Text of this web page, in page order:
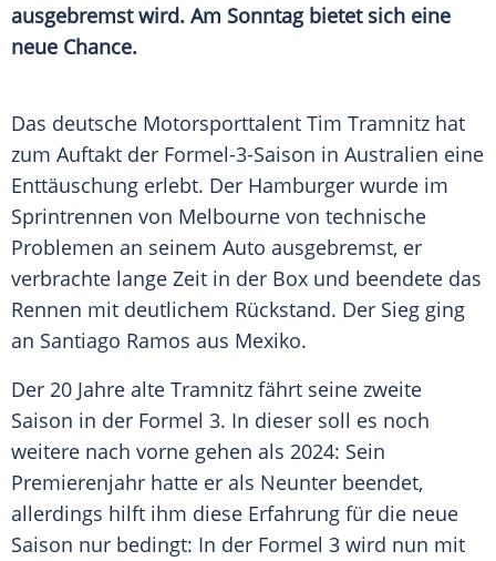
ausgebremst wird. Am Sonntag bietet sich eine
neue Chance.
Das deutsche Motorsporttalent Tim Tramnitz hat
zum Auftakt der Formel-3-Saison in Australien eine
Enttäuschung erlebt. Der Hamburger wurde im
Sprintrennen von Melbourne von technische
Problemen an seinem Auto ausgebremst, er
verbrachte lange Zeit in der Box und beendete das
Rennen mit deutlichem Rückstand. Der Sieg ging
an Santiago Ramos aus Mexiko.
Der 20 Jahre alte Tramnitz fährt seine zweite
Saison in der Formel 3. In dieser soll es noch
weitere nach vorne gehen als 2024: Sein
Premierenjahr hatte er als Neunter beendet,
allerdings hilft ihm diese Erfahrung für die neue
Saison nur bedingt: In der Formel 3 wird nun mit